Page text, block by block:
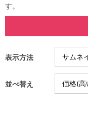
す。
表示方法
並べ替え